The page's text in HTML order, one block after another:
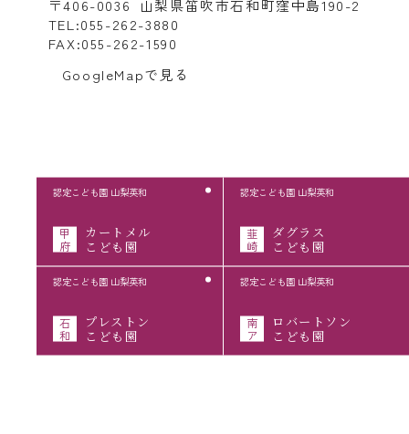
〒406-0036 山梨県笛吹市石和町窪中島190-2
TEL:055-262-3880
FAX:055-262-1590
GoogleMapで見る
甲
府
認定こども園 山梨英和
カートメル
こども園
韮
崎
認定こども園 山梨英和
ダグラス
こども園
石
和
認定こども園 山梨英和
プレストン
こども園
南
ア
認定こども園 山梨英和
ロバートソン
こども園